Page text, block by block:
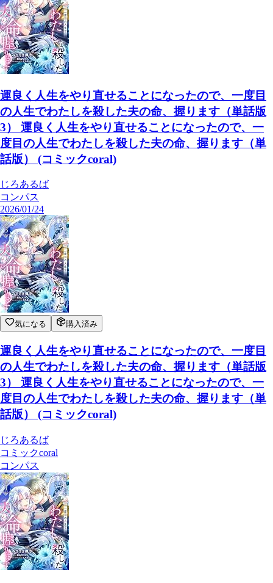
運良く人生をやり直せることになったので、一度目
の人生でわたしを殺した夫の命、握ります（単話版
3） 運良く人生をやり直せることになったので、一
度目の人生でわたしを殺した夫の命、握ります（単
話版） (コミックcoral)
じろあるば
コンパス
2026/01/24
気になる 購入済み
運良く人生をやり直せることになったので、一度目
の人生でわたしを殺した夫の命、握ります（単話版
3） 運良く人生をやり直せることになったので、一
度目の人生でわたしを殺した夫の命、握ります（単
話版） (コミックcoral)
じろあるば
コミックcoral
コンパス